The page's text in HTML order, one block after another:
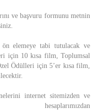
ve başvuru formunu metnin
elemeye tabi tutulacak ve
için 10 kısa film, Toplumsal
Ödülleri için 5’er kısa film,
internet sitemizden ve